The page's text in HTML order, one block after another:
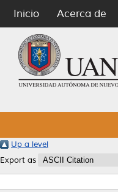
Inicio Acerca de
Up a level
Export as